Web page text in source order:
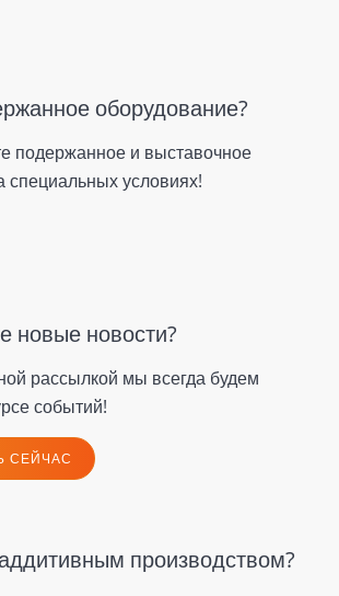
оборудование?
подержанное и выставочное
специальных условиях!
новые новости?
рассылкой мы всегда будем
событий!
СЕЙЧАС
производством?